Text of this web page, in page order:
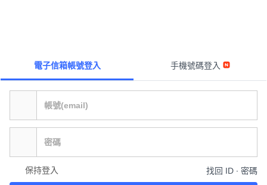
電子信箱帳號登入 手機號碼登入
保持登入 找回 ID ∙ 密碼